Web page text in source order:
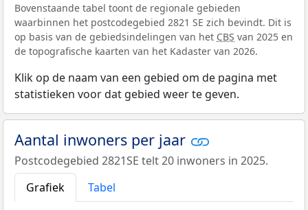
Bovenstaande tabel toont de regionale gebieden
waarbinnen het postcodegebied 2821 SE zich bevindt. Dit is
op basis van de gebiedsindelingen van het CBS van 2025 en
de topografische kaarten van het Kadaster van 2026.
Klik op de naam van een gebied om de pagina met
statistieken voor dat gebied weer te geven.
Aantal inwoners per jaar
Postcodegebied 2821SE telt 20 inwoners in 2025.
Grafiek
Tabel